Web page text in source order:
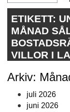
KONTAKT
ETIKETT:
MÅNAD
VILLOR I
Arkiv:
juli 2026
juni 2026